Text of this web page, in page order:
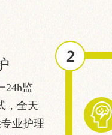
24h监
，全天
业护理